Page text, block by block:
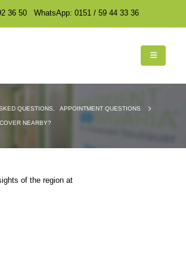
36 50 WhatsApp: 0151 / 59 44 33 36
QUESTIONS APPOINTMENT QUESTIONS
NEARBY?
of the region at